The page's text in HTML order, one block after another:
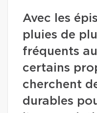
Avec les
pluies de
fréquents
certains
cherchent
durables